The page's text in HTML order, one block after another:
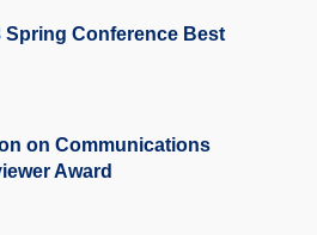
Spring Conference Best
on Communications
Award